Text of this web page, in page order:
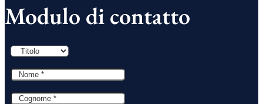
Modulo di contatto